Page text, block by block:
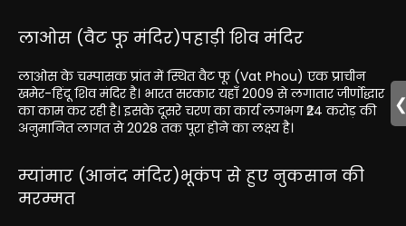
लाओस (वैट फू मंदिर)पहाड़ी शिव मंदिर
लाओस के चम्पासक प्रांत में स्थित वैट फू (Vat Phou) एक प्राचीन
खमेर-हिंदू शिव मंदिर है। भारत सरकार यहाँ 2009 से लगातार जीर्णोद्धार
का काम कर रही है। इसके दूसरे चरण का कार्य लगभग ₹24 करोड़ की
अनुमानित लागत से 2028 तक पूरा होने का लक्ष्य है।
म्यांमार (आनंद मंदिर)भूकंप से हुए नुकसान की
मरम्मत